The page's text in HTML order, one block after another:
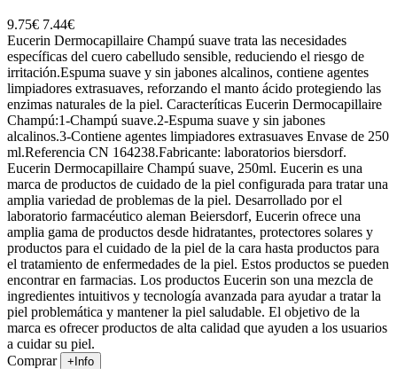
9.75€ 7.44€
Eucerin Dermocapillaire Champú suave trata las necesidades
específicas del cuero cabelludo sensible, reduciendo el riesgo de
irritación.Espuma suave y sin jabones alcalinos, contiene agentes
limpiadores extrasuaves, reforzando el manto ácido protegiendo las
enzimas naturales de la piel. Caracteríticas Eucerin Dermocapillaire
Champú:1-Champú suave.2-Espuma suave y sin jabones
alcalinos.3-Contiene agentes limpiadores extrasuaves Envase de 250
ml.Referencia CN 164238.Fabricante: laboratorios biersdorf.
Eucerin Dermocapillaire Champú suave, 250ml. Eucerin es una
marca de productos de cuidado de la piel configurada para tratar una
amplia variedad de problemas de la piel. Desarrollado por el
laboratorio farmacéutico aleman Beiersdorf, Eucerin ofrece una
amplia gama de productos desde hidratantes, protectores solares y
productos para el cuidado de la piel de la cara hasta productos para
el tratamiento de enfermedades de la piel. Estos productos se pueden
encontrar en farmacias. Los productos Eucerin son una mezcla de
ingredientes intuitivos y tecnología avanzada para ayudar a tratar la
piel problemática y mantener la piel saludable. El objetivo de la
marca es ofrecer productos de alta calidad que ayuden a los usuarios
a cuidar su piel.
Comprar
+Info